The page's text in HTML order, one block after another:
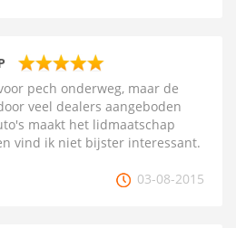
pech onderweg, maar de
veel dealers aangeboden
maakt het lidmaatschap
vind ik niet bijster interessant.
03-08-2015